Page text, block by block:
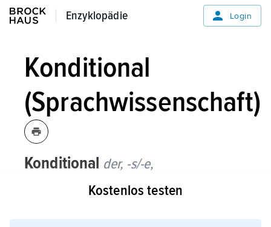
Enzyklopädie
Enzyklopädie Login
Konditional
(Sprachwissenschaft)
Konditional der, -s/-e,
Bedingungsform,
Sprachwissenschaft:
Kostenlos testen